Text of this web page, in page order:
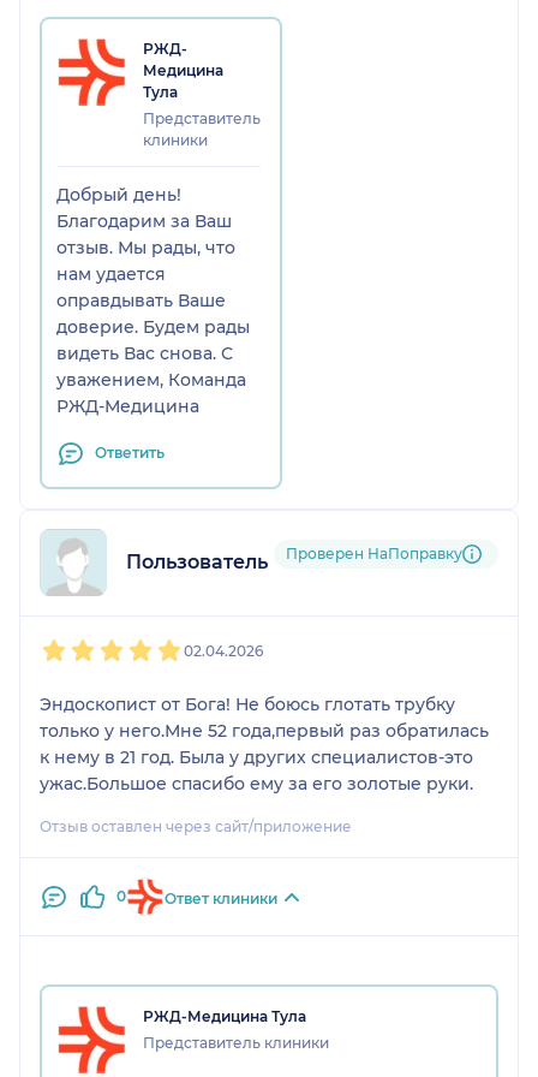
довелось столкнуться
после ранения.
Также выражаю
искреннюю
коллективу
хирургического
отделения за чуткое и
трепетное отношение к
пациентам.
С уважением, Рычков С.А
РЖД-
Медицина
Тула
Представитель
клиники
Добрый день!
Благодарим за Ваш
отзыв. Мы рады, что
нам удается
оправдывать Ваше
доверие. Будем рады
видеть Вас снова. С
уважением, Команда
РЖД-Медицина
Ответить
Пользователь НаПоправку
Проверен НаПоправку
02.04.2026
Эндоскопист от Бога! Не боюсь глотать трубку
только у него.Мне 52 года,первый раз обратилась
к нему в 21 год. Была у других специалистов-это
ужас.Большое спасибо ему за его золотые руки.
Отзыв оставлен через сайт/приложение
0 Ответ клиники
РЖД-Медицина Тула
Представитель клиники